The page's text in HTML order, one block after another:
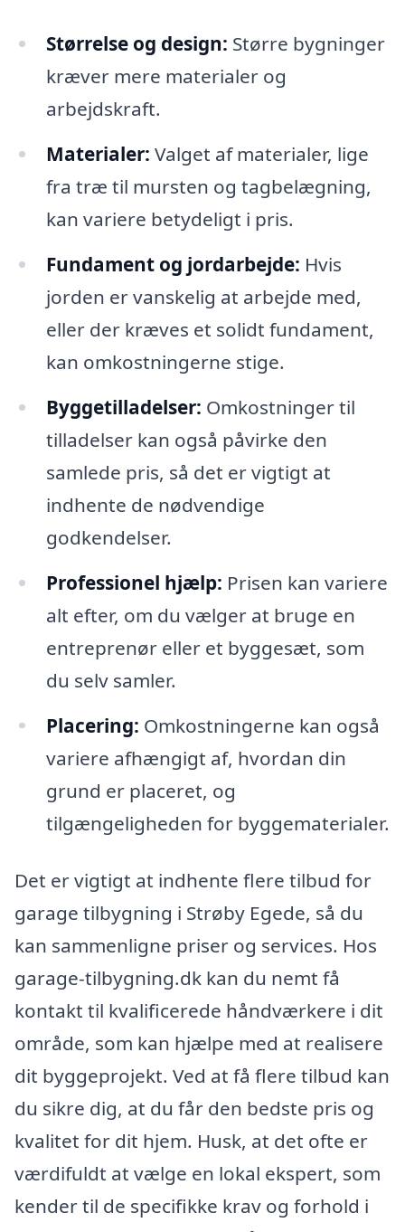
Størrelse og design: Større bygninger
kræver mere materialer og
arbejdskraft.
Materialer: Valget af materialer, lige
fra træ til mursten og tagbelægning,
kan variere betydeligt i pris.
Fundament og jordarbejde: Hvis
jorden er vanskelig at arbejde med,
eller der kræves et solidt fundament,
kan omkostningerne stige.
Byggetilladelser: Omkostninger til
tilladelser kan også påvirke den
samlede pris, så det er vigtigt at
indhente de nødvendige
godkendelser.
Professionel hjælp: Prisen kan variere
alt efter, om du vælger at bruge en
entreprenør eller et byggesæt, som
du selv samler.
Placering: Omkostningerne kan også
variere afhængigt af, hvordan din
grund er placeret, og
tilgængeligheden for byggematerialer.
Det er vigtigt at indhente flere tilbud for
garage tilbygning i Strøby Egede, så du
kan sammenligne priser og services. Hos
garage-tilbygning.dk kan du nemt få
kontakt til kvalificerede håndværkere i dit
område, som kan hjælpe med at realisere
dit byggeprojekt. Ved at få flere tilbud kan
du sikre dig, at du får den bedste pris og
kvalitet for dit hjem. Husk, at det ofte er
værdifuldt at vælge en lokal ekspert, som
kender til de specifikke krav og forhold i